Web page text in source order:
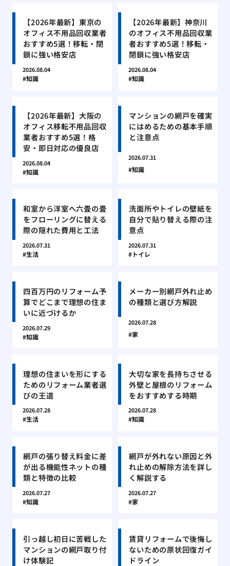
【2026年最新】東京の
オフィス不用品回収業者
おすすめ5選！移転・閉
鎖に強い格安店
2026.08.04
知識
【2026年最新】神奈川
のオフィス不用品回収業
者おすすめ5選！移転・
閉鎖に強い格安店
2026.08.04
知識
【2026年最新】大阪の
オフィス移転不用品回収
業者おすすめ5選！格
安・即日対応の優良店
2026.08.04
知識
マンションの網戸を確実
にはめるための基本手順
と注意点
2026.07.31
知識
和室から洋室へ六畳の畳
をフローリングに替える
際の隠れた費用と工法
2026.07.31
生活
洗面所やトイレの壁紙を
自分で貼り替える際の注
意点
2026.07.31
トイレ
四百万円のリフォーム予
算でどこまで理想の住ま
いに近づけるか
2026.07.29
知識
メーカー別網戸外れ止め
の種類と選び方解説
2026.07.28
家
理想の住まいを形にする
ためのリフォーム業者選
びの王道
2026.07.28
生活
大切な家を長持ちさせる
外壁と屋根のリフォーム
をおすすめする時期
2026.07.28
知識
網戸の張り替え料金に差
が出る機能性ネットの種
類と特徴の比較
2026.07.27
知識
網戸が外れない原因と外
れ止めの解除方法を詳し
く解説する
2026.07.27
家
引っ越し初日に苦戦した
マンションの網戸取り付
け体験記
賃貸リフォームで後悔し
ないための原状回復ガイ
ドライン